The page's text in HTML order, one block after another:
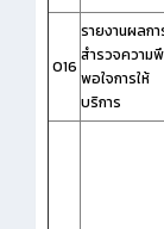
O16
รายงานผลกา
สำรวจความ
พอใจการให้
บริการ